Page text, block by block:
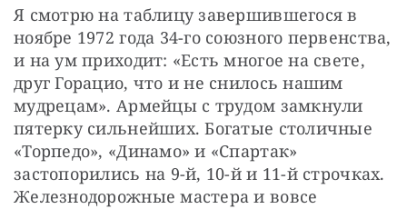
Я смотрю на таблицу завершившегося в
ноябре 1972 года 34-го союзного первенства,
и на ум приходит: «Есть многое на свете,
друг Горацио, что и не снилось нашим
мудрецам». Армейцы с трудом замкнули
пятерку сильнейших. Богатые столичные
«Торпедо», «Динамо» и «Спартак»
застопорились на 9-й, 10-й и 11-й строчках.
Железнодорожные мастера и вовсе